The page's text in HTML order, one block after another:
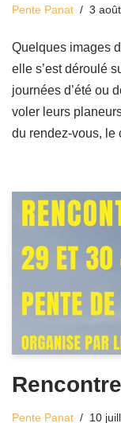
Pente Panat 3
Quelques images
elle s’est déroulé
journées d’été ou
voler leurs
du rendez-vous,
Pente Panat 10